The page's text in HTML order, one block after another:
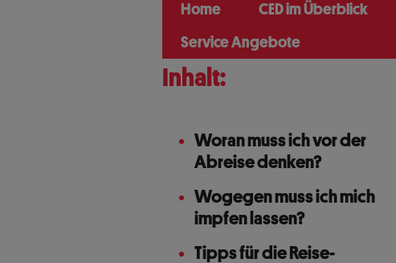
Home CED im Überblick
Service Angebote
Inhalt:
Woran muss ich vor der
Abreise denken?
Wogegen muss ich mich
impfen lassen?
Tipps für die Reise-